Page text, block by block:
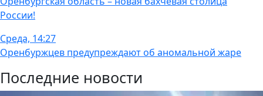
России!
Среда, 14:27
Оренбуржцев предупреждают об аномальной жаре
Последние новости